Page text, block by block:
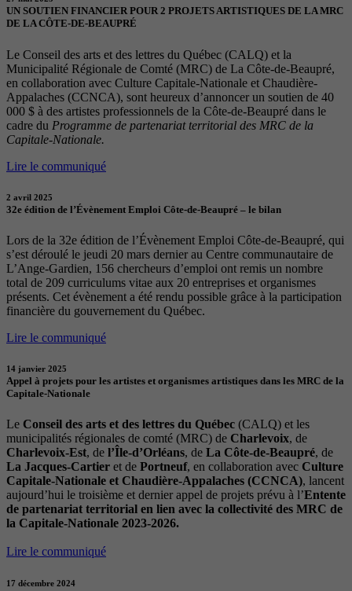
UN SOUTIEN FINANCIER POUR 2 PROJETS ARTISTIQUES DE LA MRC
DE LA CÔTE-DE-BEAUPRÉ
Le Conseil des arts et des lettres du Québec (CALQ) et la
Municipalité Régionale de Comté (MRC) de La Côte-de-Beaupré,
en collaboration avec Culture Capitale-Nationale et Chaudière-
Appalaches (CCNCA), sont heureux d’annoncer un soutien de 40
000 $ à des artistes professionnels de la Côte-de-Beaupré dans le
cadre du Programme de partenariat territorial des MRC de la
Capitale-Nationale.
Lire le communiqué
2 avril 2025
32e édition de l’Évènement Emploi Côte-de-Beaupré – le bilan
Lors de la 32e édition de l’Évènement Emploi Côte-de-Beaupré, qui
s’est déroulé le jeudi 20 mars dernier au Centre communautaire de
L’Ange-Gardien, 156 chercheurs d’emploi ont remis un nombre
total de 209 curriculums vitae aux 20 entreprises et organismes
présents. Cet évènement a été rendu possible grâce à la participation
financière du gouvernement du Québec.
Lire le communiqué
14 janvier 2025
Appel à projets pour les artistes et organismes artistiques dans les MRC de la
Capitale-Nationale
Le Conseil des arts et des lettres du Québec (CALQ) et les
municipalités régionales de comté (MRC) de Charlevoix, de
Charlevoix-Est, de l’Île-d’Orléans, de La Côte-de-Beaupré, de
La Jacques-Cartier et de Portneuf, en collaboration avec Culture
Capitale-Nationale et Chaudière-Appalaches (CCNCA), lancent
aujourd’hui le troisième et dernier appel de projets prévu à l’Entente
de partenariat territorial en lien avec la collectivité des MRC de
la Capitale-Nationale 2023-2026.
Lire le communiqué
17 décembre 2024